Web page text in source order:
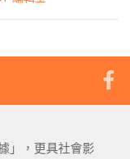
」，更具社會影